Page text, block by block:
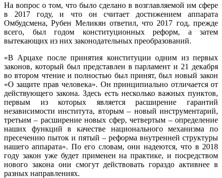
На вопрос о том, что было сделано в возглавляемой им сфере
в 2017 году, и что он считает достижением аппарата
Омбудсмена, Рубен Меликян ответил, что 2017 год, прежде
всего, был годом конституционных реформ, а затем
вытекающих из них законодательных преобразований.
«В Арцахе после принятия конституции одним из первых
законов, который был представлен в парламент и 21 декабря
во втором чтение и полностью был принят, был новый закон
«О защите прав человека». Он принципиально отличается от
действующего закона. Здесь есть несколько важных пунктов,
первым из которых является расширение гарантий
независимости института, вторым – новый инструментарий,
третьим – расширение новых сфер, четвертым – определение
наших функций в качестве национального механизма по
пресечению пыток и пятый – реформа внутренней структуры
нашего аппарата». По его словам, они надеются, что в 2018
году закон уже будет применен на практике, и посредством
нового закона они смогут действовать гораздо активнее в
разных направлениях.